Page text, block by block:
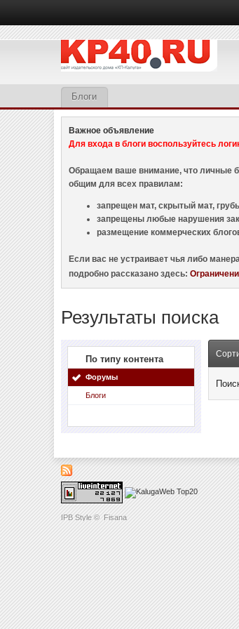
IPB Style © Fisana
Блоги
Важное объявление
Для входа в блоги воспользуйтесь
Обращаем ваше внимание, что личные
общим для всех правилам:
запрещен мат, скрытый мат,
запрещены любые нарушения
размещение коммерческих
Если вас не устраивает чья либо
подробно рассказано здесь:
Результаты поиска
По типу контента
Форумы
Блоги